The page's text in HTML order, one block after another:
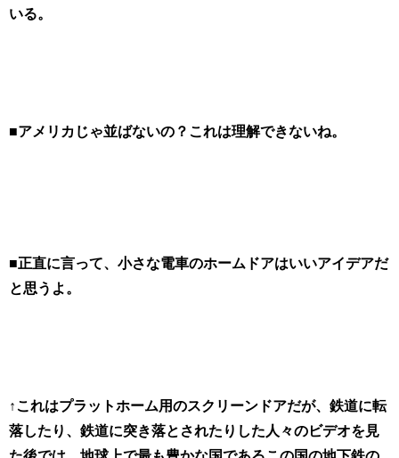
いる。
■アメリカじゃ並ばないの？これは理解できないね。
■正直に言って、小さな電車のホームドアはいいアイデアだ
と思うよ。
↑これはプラットホーム用のスクリーンドアだが、鉄道に転
落したり、鉄道に突き落とされたりした人々のビデオを見